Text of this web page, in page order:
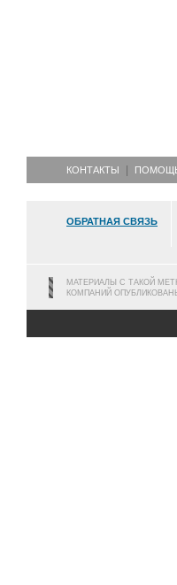
КОНТАКТЫ
ОБРАТНАЯ СВЯЗЬ
МАТЕРИАЛЫ С ТАКОЙ
КОМПАНИЙ